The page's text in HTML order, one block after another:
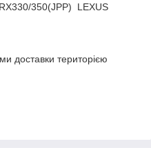
350(JPP) LEXUS
доставки територією